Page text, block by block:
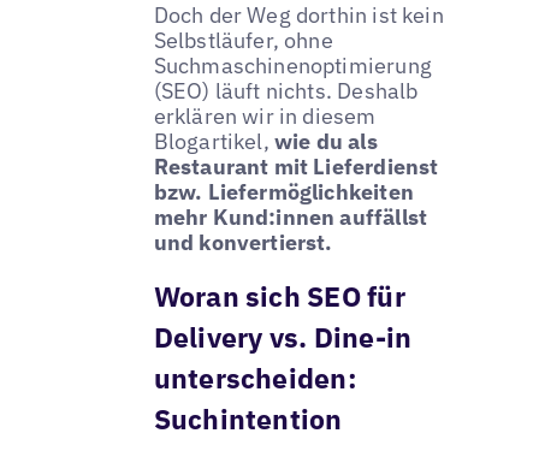
Doch der Weg dorthin ist kein
Selbstläufer, ohne
Suchmaschinenoptimierung
(SEO) läuft nichts. Deshalb
erklären wir in diesem
Blogartikel, wie du als
Restaurant mit Lieferdienst
bzw. Liefermöglichkeiten
mehr Kund:innen auffällst
und konvertierst.
Woran sich SEO für
Delivery vs. Dine-in
unterscheiden:
Suchintention